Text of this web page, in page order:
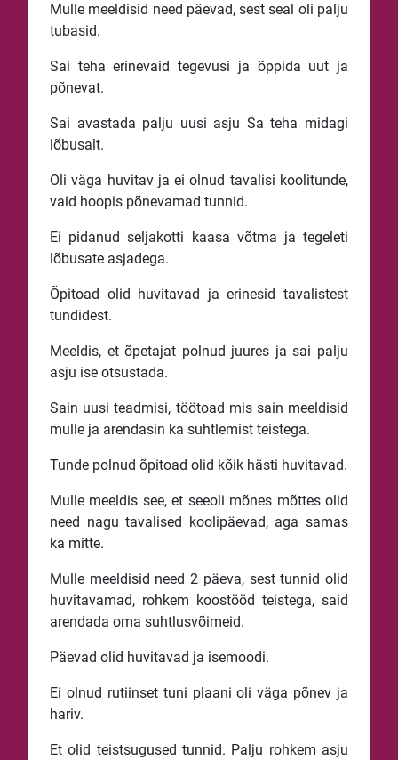
Mulle meeldisid need päevad, sest seal oli palju
tubasid.
Sai teha erinevaid tegevusi ja õppida uut ja
põnevat.
Sai avastada palju uusi asju Sa teha midagi
lõbusalt.
Oli väga huvitav ja ei olnud tavalisi koolitunde,
vaid hoopis põnevamad tunnid.
Ei pidanud seljakotti kaasa võtma ja tegeleti
lõbusate asjadega.
Õpitoad olid huvitavad ja erinesid tavalistest
tundidest.
Meeldis, et õpetajat polnud juures ja sai palju
asju ise otsustada.
Sain uusi teadmisi, töötoad mis sain meeldisid
mulle ja arendasin ka suhtlemist teistega.
Tunde polnud õpitoad olid kõik hästi huvitavad.
Mulle meeldis see, et seeoli mõnes mõttes olid
need nagu tavalised koolipäevad, aga samas
ka mitte.
Mulle meeldisid need 2 päeva, sest tunnid olid
huvitavamad, rohkem koostööd teistega, said
arendada oma suhtlusvõimeid.
Päevad olid huvitavad ja isemoodi.
Ei olnud rutiinset tuni plaani oli väga põnev ja
hariv.
Et olid teistsugused tunnid. Palju rohkem asju